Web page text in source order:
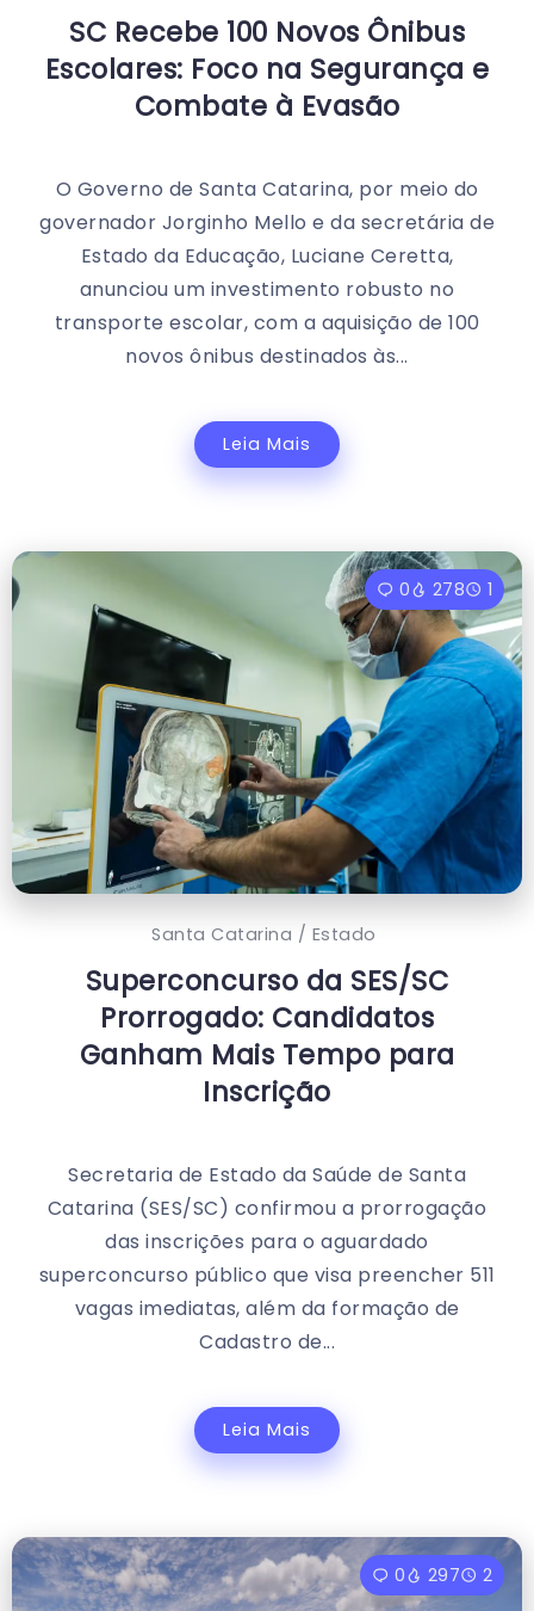
SC Recebe 100 Novos Ônibus
Escolares: Foco na Segurança e
Combate à Evasão
O Governo de Santa Catarina, por meio do
governador Jorginho Mello e da secretária de
Estado da Educação, Luciane Ceretta,
anunciou um investimento robusto no
transporte escolar, com a aquisição de 100
novos ônibus destinados às...
Leia Mais
0 278 1
Santa Catarina / Estado
Superconcurso da SES/SC
Prorrogado: Candidatos
Ganham Mais Tempo para
Inscrição
Secretaria de Estado da Saúde de Santa
Catarina (SES/SC) confirmou a prorrogação
das inscrições para o aguardado
superconcurso público que visa preencher 511
vagas imediatas, além da formação de
Cadastro de...
Leia Mais
0 297 2